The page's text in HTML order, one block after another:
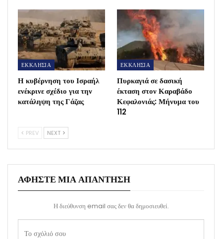
ΕΚΚΛΗΣΙΑ
Η κυβέρνηση του Ισραήλ
ενέκρινε σχέδιο για την
κατάληψη της Γάζας
ΕΚΚΛΗΣΙΑ
Πυρκαγιά σε δασική
έκταση στον Καραβάδο
Κεφαλονιάς: Μήνυμα του
112
PREV NEXT
ΑΦΉΣΤΕ ΜΙΑ ΑΠΆΝΤΗΣΗ
Η διεύθυνση email σας δεν θα δημοσιευθεί.